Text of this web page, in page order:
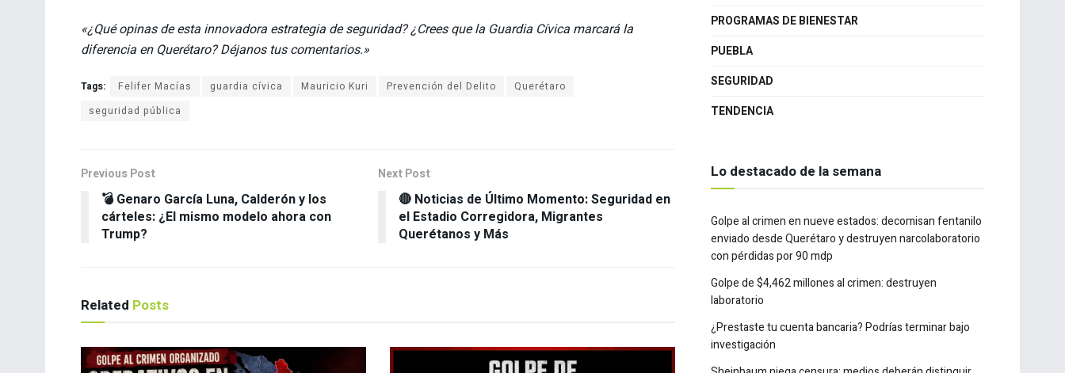
«¿Qué opinas de esta innovadora estrategia de seguridad? ¿Crees que la Guardia Cívica marcará la
diferencia en Querétaro? Déjanos tus comentarios.»
Tags: Felifer Macías guardia cívica Mauricio Kuri Prevención del Delito
Querétaro
seguridad pública
Previous Post
💣 Genaro García Luna, Calderón y los
cárteles: ¿El mismo modelo ahora con
Trump?
Next Post
🔴 Noticias de Último Momento: Seguridad en
el Estadio Corregidora, Migrantes
Querétanos y Más
Related Posts
NACIONAL
POLÍTICA
PROGRAMAS DE BIENESTAR
PUEBLA
TENDENCIA
Lo destacado de la semana
Golpe al crimen en nueve estados: decomisan fentanilo
enviado desde Querétaro y destruyen narcolaboratorio
Golpe de $4,462 millones al crimen: destruyen
laboratorio